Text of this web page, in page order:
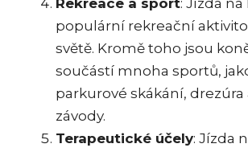
Rekreace a sport: Jízda na
populární rekreační
světě. Kromě toho jsou
součástí mnoha sportů,
parkurové skákání,
závody.
Terapeutické účely: Jízda